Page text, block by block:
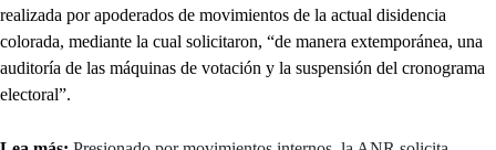
realizada por apoderados de movimientos de la actual disidencia
colorada, mediante la cual solicitaron, “de manera extemporánea, una
auditoría de las máquinas de votación y la suspensión del cronograma
electoral”.